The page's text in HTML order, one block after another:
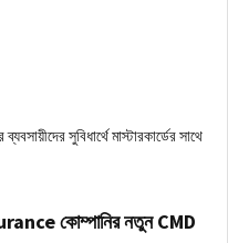
সুবিধার্থে মাস্টারকার্ডের সাথে
কোম্পানির নতুন CMD